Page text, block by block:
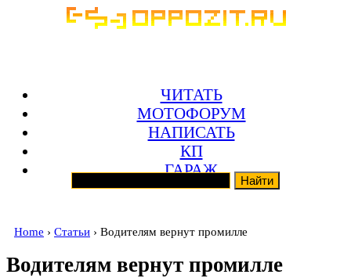
ЧИТАТЬ
МОТОФОРУМ
НАПИСАТЬ
КП
ГАРАЖ
Home › Статьи › Водителям вернут промилле
Водителям вернут промилле